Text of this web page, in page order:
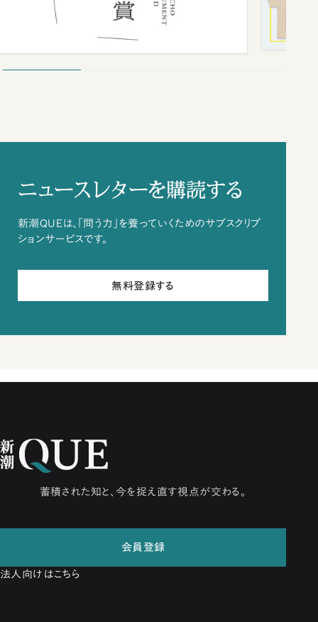
ニュースレターを購読する
新潮QUEは、「問う力」を養っていくためのサブスクリプ
ションサービスです。
無料登録する
蓄積された知と、今を捉え直す視点が交わる。
会員登録
法人向けはこちら